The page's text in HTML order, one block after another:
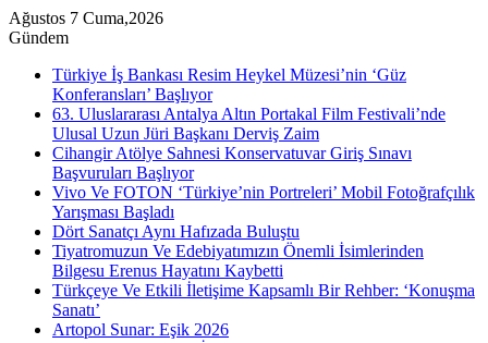
Ağustos 7 Cuma,2026
Gündem
Türkiye İş Bankası Resim Heykel Müzesi’nin ‘Güz
Konferansları’ Başlıyor
63. Uluslararası Antalya Altın Portakal Film Festivali’nde
Ulusal Uzun Jüri Başkanı Derviş Zaim
Cihangir Atölye Sahnesi Konservatuvar Giriş Sınavı
Başvuruları Başlıyor
Vivo Ve FOTON ‘Türkiye’nin Portreleri’ Mobil Fotoğrafçılık
Yarışması Başladı
Dört Sanatçı Aynı Hafızada Buluştu
Tiyatromuzun Ve Edebiyatımızın Önemli İsimlerinden
Bilgesu Erenus Hayatını Kaybetti
Türkçeye Ve Etkili İletişime Kapsamlı Bir Rehber: ‘Konuşma
Sanatı’
Artopol Sunar: Eşik 2026